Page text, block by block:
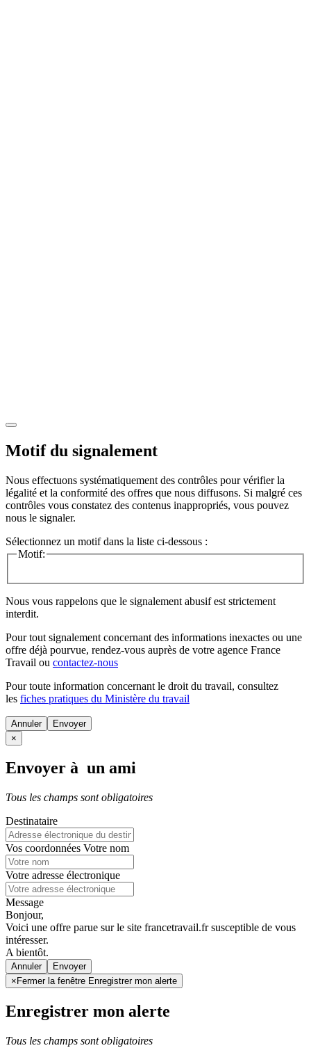
Motif du signalement
Nous effectuons systématiquement des contrôles pour vérifier la
légalité et la conformité des offres que nous diffusons. Si malgré ces
contrôles vous constatez des contenus inappropriés, vous pouvez
nous le signaler.
Sélectionnez un motif dans la liste ci-dessous :
Motif:
Nous vous rappelons que le signalement abusif est strictement
interdit.
Pour tout signalement concernant des informations inexactes ou une
offre déjà pourvue, rendez-vous auprès de votre agence France
Travail ou contactez-nous
Pour toute information concernant le droit du travail, consultez
les fiches pratiques du Ministère du travail
Annuler
×
Envoyer à un ami
Tous les champs sont obligatoires
Destinataire
Vos coordonnées Votre nom
Votre adresse électronique
Message
Bonjour,
Voici une offre parue sur le site francetravail.fr susceptible de vous
intéresser.
A bientôt.
Annuler
× Fermer la fenêtre Enregistrer mon alerte
Enregistrer mon alerte
Tous les champs sont obligatoires